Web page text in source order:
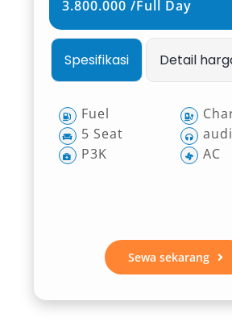
3.800.000 /Full Day
Spesifikasi Detail
Fuel
5 Seat
P3K
AC
Sewa sekarang